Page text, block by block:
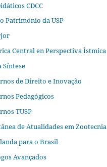
CDCC
Patrimônio da USP
Central en Perspectiva Ístmica
Síntese
de Direito e Inovação
Pedagógicos
TUSP
de Atualidades em Zootecnia
para o Brasil
Avançados